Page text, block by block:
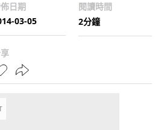
日期
03-05
閱讀時間
2分鐘